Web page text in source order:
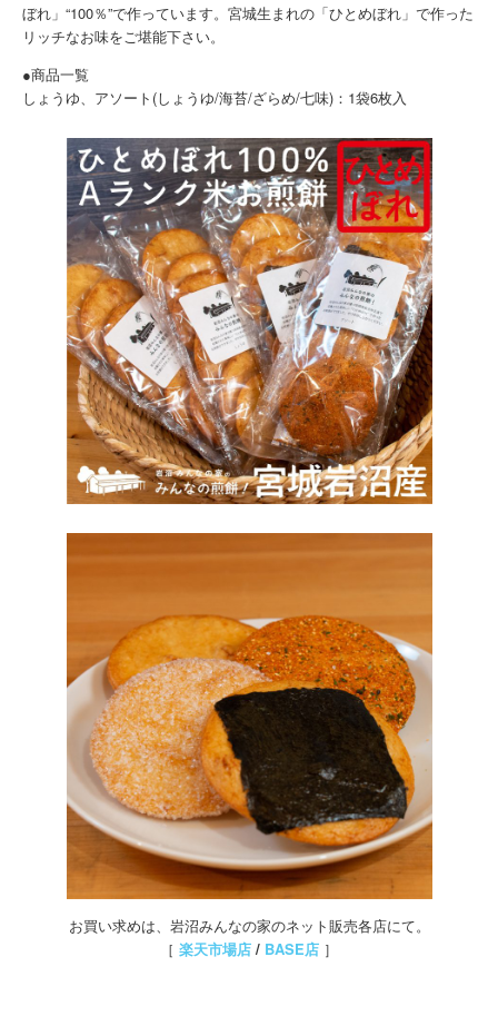
ぼれ」“100％”で作っています。宮城生まれの「ひとめぼれ」で作った
リッチなお味をご堪能下さい。
●商品一覧
しょうゆ、アソート(しょうゆ/海苔/ざらめ/七味)：1袋6枚入
お買い求めは、岩沼みんなの家のネット販売各店にて。
［ 楽天市場店 / BASE店 ］